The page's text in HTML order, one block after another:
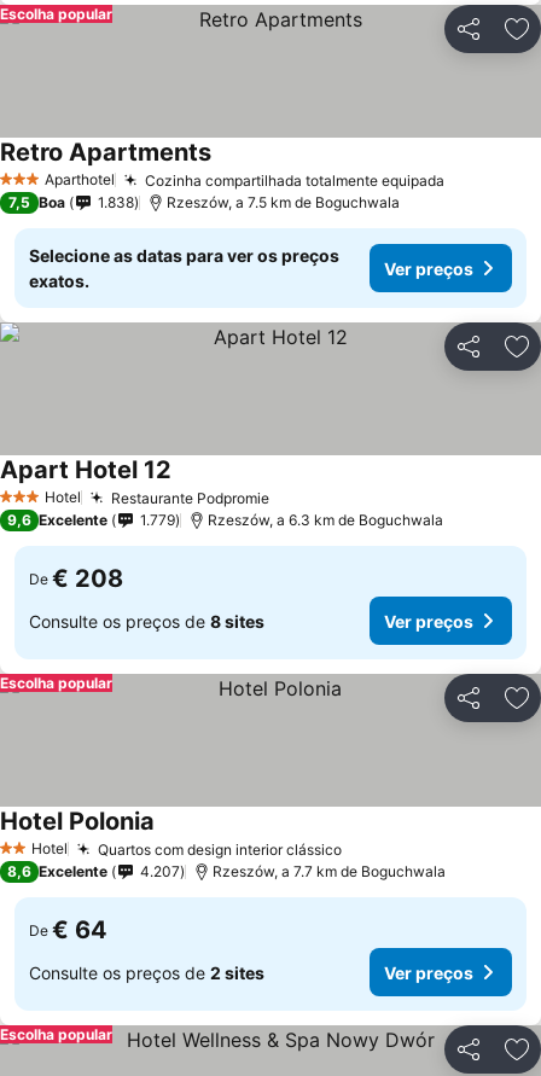
Partilhar
Escolha popular
3 EstrelasAparthotel Cozinha compartilhada totalmente equipada
Retro Apartments
7,5 Boa 1.838 Rzeszów, a 7.5 km de Boguchwala
Selecione as datas para ver os preços
exatos.
Ver preços
Partilhar
3 EstrelasHotel Restaurante Podpromie
Apart Hotel 12
9,6 Excelente 1.779 Rzeszów, a 6.3 km de Boguchwala
De € 208
Consulte os preços de 8 sites Ver preços
Partilhar
Escolha popular
2 Estrelas
Hotel Quartos com design interior clássico
Hotel Polonia
8,6 Excelente 4.207 Rzeszów, a 7.7 km de Boguchwala
De € 64
Consulte os preços de 2 sites Ver preços
Partilhar
Escolha popular